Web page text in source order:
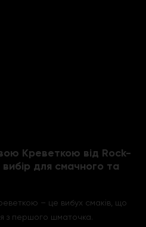
Креветкою від Rock-
для смачного та
– це вибух смаків, що
з першого шматочка.